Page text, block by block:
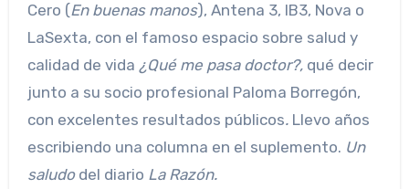
Cero (En buenas manos), Antena 3, IB3, Nova o
LaSexta, con el famoso espacio sobre salud y
calidad de vida ¿Qué me pasa doctor?, qué decir
junto a su socio profesional Paloma Borregón,
con excelentes resultados públicos. Llevo años
escribiendo una columna en el suplemento. Un
saludo del diario La Razón.